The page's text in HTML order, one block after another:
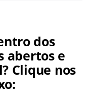
dos
abertos e
Clique nos